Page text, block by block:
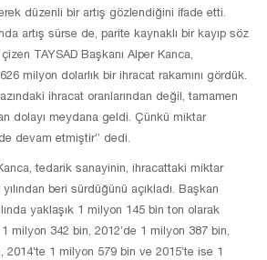
düzenli bir artış gözlendiğini ifade etti.
artış sürse de, parite kaynaklı bir kayıp söz
TAYSAD Başkanı Alper Kanca,
milyon dolarlık bir ihracat rakamını gördük.
ihracat oranlarından değil, tamamen
dolayı meydana geldi. Çünkü miktar
devam etmiştir” dedi.
tedarik sanayinin, ihracattaki miktar
yılından beri sürdüğünü açıkladı. Başkan
yaklaşık 1 milyon 145 bin ton olarak
milyon 342 bin, 2012’de 1 milyon 387 bin,
2014’te 1 milyon 579 bin ve 2015’te ise 1